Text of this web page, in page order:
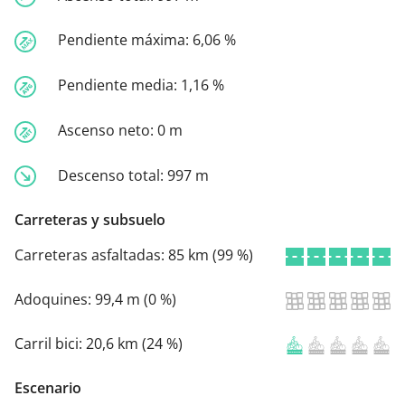
Pendiente máxima: 6,06 %
Pendiente media: 1,16 %
Ascenso neto: 0 m
Descenso total: 997 m
Carreteras y subsuelo
Carreteras asfaltadas: 85 km (99 %)
Adoquines: 99,4 m (0 %)
Carril bici: 20,6 km (24 %)
Escenario